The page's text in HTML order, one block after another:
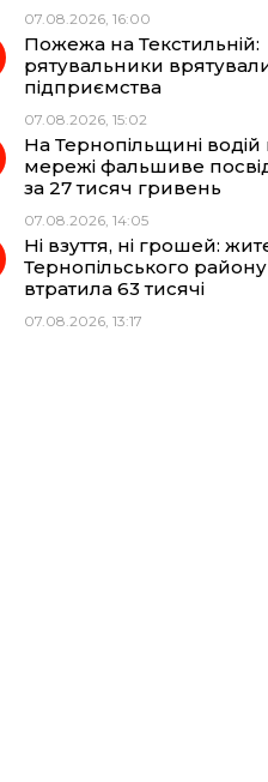
07.08.2026, 16:00
Пожежа на Текстильній:
рятувальники
підприємства
07.08.2026, 15:02
На Тернопільщині водій
мережі фальшиве
за 27 тисяч гривень
07.08.2026, 14:05
Ні взуття, ні грошей:
Тернопільського району
втратила 63 тисячі
07.08.2026, 13:17